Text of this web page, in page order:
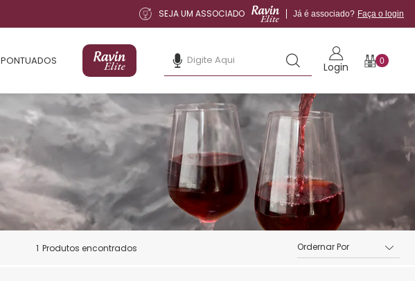
SEJA UM ASSOCIADO Já é associado? Faça o login
PONTUADOS Login 0
1 Produtos encontrados